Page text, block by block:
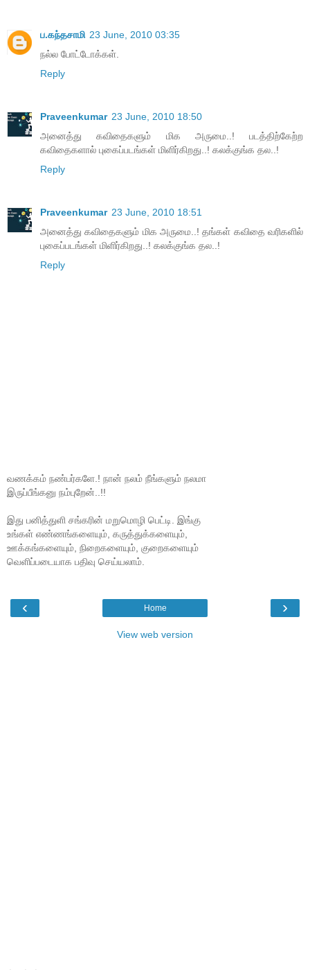
ப.கந்தசாமி 23 June, 2010 03:35
நல்ல போட்டோக்கள்.
Reply
Praveenkumar 23 June, 2010 18:50
அனைத்து கவிதைகளும் மிக அருமை..! படத்திற்கேற்ற
கவிதைகளால் புகைப்படங்கள் மிளிர்கிறது..! கலக்குங்க தல..!
Reply
Praveenkumar 23 June, 2010 18:51
அனைத்து கவிதைகளும் மிக அருமை..! தங்கள் கவிதை வரிகளில்
புகைப்படங்கள் மிளிர்கிறது..! கலக்குங்க தல..!
Reply
வணக்கம் நண்பர்களே.! நான் நலம் நீங்களும் நலமா
இருப்பீங்கனு நம்புறேன்..!!
இது பனித்துளி சங்கரின் மறுமொழி பெட்டி. இங்கு
உங்கள் எண்ணங்களையும், கருத்துக்களையும்,
ஊக்கங்களையும், நிறைகளையும், குறைகளையும்
வெளிப்படையாக பதிவு செய்யலாம்.
‹ ›
Home
View web version